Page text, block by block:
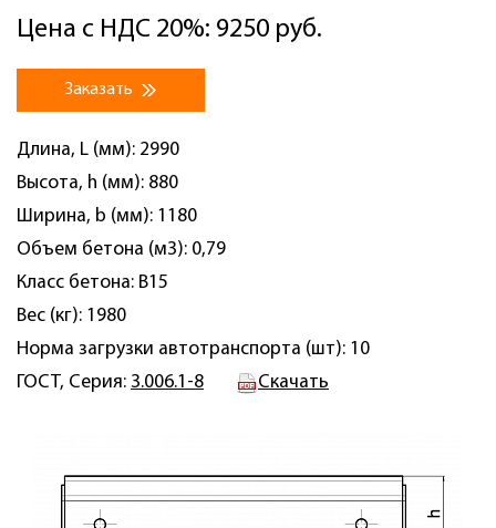
Цена с НДС 20%: 9250 руб.
Заказать
Длина, L (мм): 2990
Высота, h (мм): 880
Ширина, b (мм): 1180
Объем бетона (м3): 0,79
Класс бетона: B15
Вес (кг): 1980
Норма загрузки автотранспорта (шт): 10
ГОСТ, Серия: 3.006.1-8 Скачать